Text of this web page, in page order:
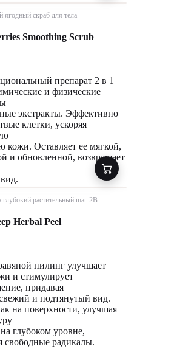
скраб для тела
Smoothing Scrub
препарат 2 в 1
и физические
экстракты. Эффективно
клетки, ускоряя
кожи. Оставляет ее мягкой,
и обновленной, возвращает
глубокий растительный шаг 2B
Herbal Peel
пилинг улучшает
и стимулирует
придавая
и подтянутый вид.
на поверхности, улучшая
глубоком уровне,
свободные радикалы.